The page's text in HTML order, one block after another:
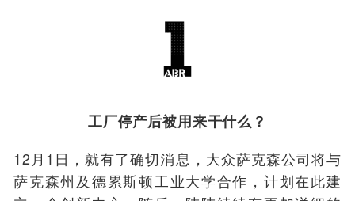
工厂停产后被用来干什么？
12月1日，就有了确切消息，大众萨克森公司将与
萨克森州及德累斯顿工业大学合作，计划在此建